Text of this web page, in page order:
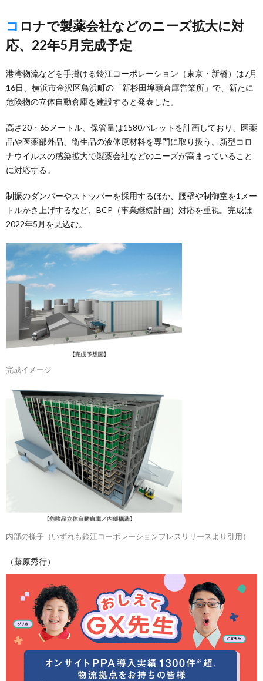
コロナで製薬会社などのニーズ拡大に対
応、22年5月完成予定
港湾物流などを手掛ける鈴江コーポレーション（東京・新橋）は7月
16日、横浜市金沢区鳥浜町の「新杉田埠頭倉庫営業所」で、新たに
危険物の立体自動倉庫を建設すると発表した。
高さ20・65メートル、保管量は1580パレットを計画しており、医薬
品や医薬部外品、衛生品の液体原材料を専門に取り扱う。新型コロ
ナウイルスの感染拡大で製薬会社などのニーズが高まっていること
に対応する。
制振のダンパーやストッパーを採用するほか、腰壁や制御室を1メー
トルかさ上げするなど、BCP（事業継続計画）対応を重視。完成は
2022年5月を見込む。
完成イメージ
内部の様子（いずれも鈴江コーポレーションプレスリリースより引用）
（藤原秀行）